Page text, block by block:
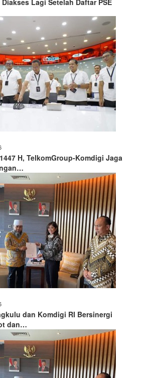
H, TelkomGroup-Komdigi Jaga
dan Komdigi RI Bersinergi
dan…